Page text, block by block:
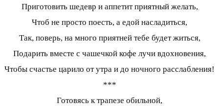
Приготовить шедевр и аппетит приятный желать,
Чтоб не просто поесть, а едой насладиться,
Так, поверь, на много приятней тебе будет житься,
Подарить вместе с чашечкой кофе лучи вдохновения,
Чтобы счастье царило от утра и до ночного расслабления!
***
Готовясь к трапезе обильной,